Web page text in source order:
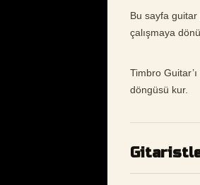
Bu sayfa
çalışmaya
Timbro
döngüsü kur.